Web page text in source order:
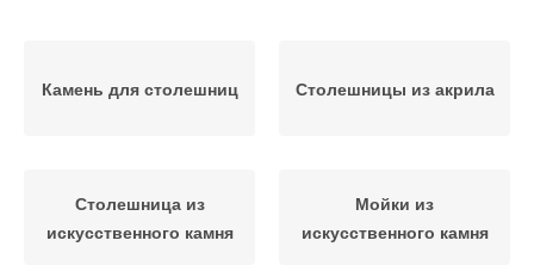
Камень для столешниц Столешницы из акрила
Столешница из
искусственного камня
Мойки из
искусственного камня